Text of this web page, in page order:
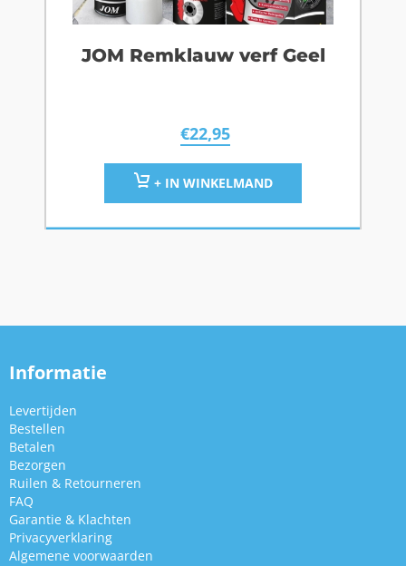
JOM Remklauw verf Geel
€22,95
+ IN WINKELMAND
Informatie
Levertijden
Bestellen
Betalen
Bezorgen
Ruilen & Retourneren
FAQ
Garantie & Klachten
Privacyverklaring
Algemene voorwaarden